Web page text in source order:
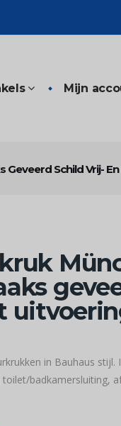
Mijn
Schild Vrij-
in Bauhaus
toilet/badkamersluiting,